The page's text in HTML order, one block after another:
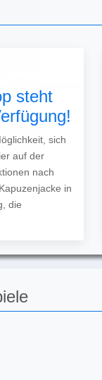
steht
sich
auf der
nach
in
die